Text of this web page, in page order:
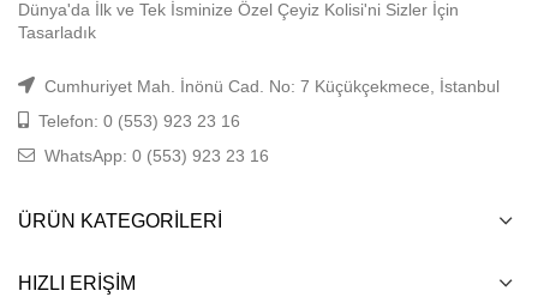
Dünya'da İlk ve Tek İsminize Özel Çeyiz Kolisi'ni Sizler İçin
Tasarladık
Cumhuriyet Mah. İnönü Cad. No: 7 Küçükçekmece, İstanbul
Telefon: 0 (553) 923 23 16
WhatsApp: 0 (553) 923 23 16
ÜRÜN KATEGORILERI
HIZLI ERIŞIM